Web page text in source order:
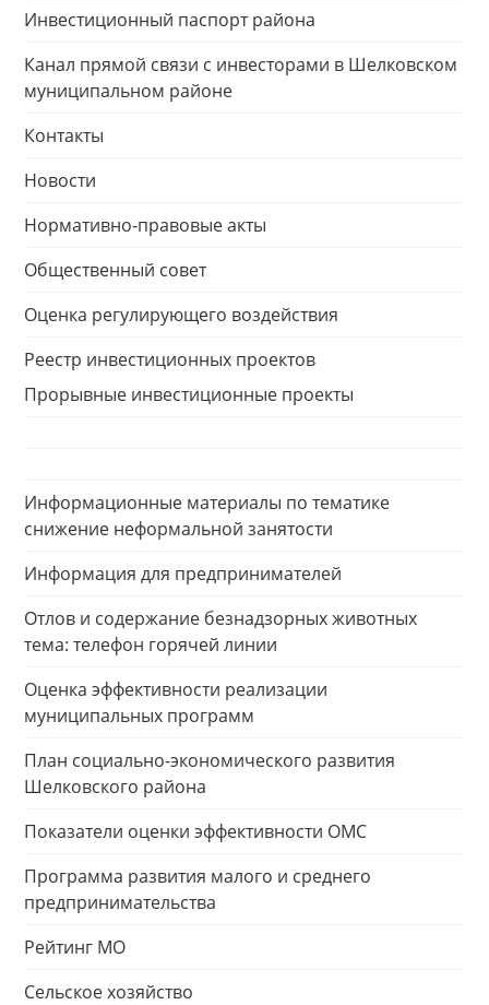
Инвестиционный паспорт района
Канал прямой связи с инвесторами в Шелковском
муниципальном районе
Контакты
Новости
Нормативно-правовые акты
Общественный совет
Оценка регулирующего воздействия
Реестр инвестиционных проектов
Прорывные инвестиционные проекты
Информационные материалы по тематике
снижение неформальной занятости
Информация для предпринимателей
Отлов и содержание безнадзорных животных
тема: телефон горячей линии
Оценка эффективности реализации
муниципальных программ
План социально-экономического развития
Шелковского района
Показатели оценки эффективности ОМС
Программа развития малого и среднего
предпринимательства
Рейтинг МО
Сельское хозяйство